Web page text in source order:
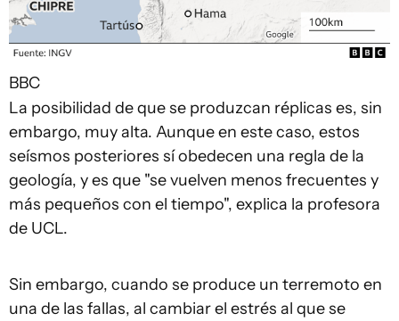
BBC
La posibilidad de que se produzcan réplicas es, sin
embargo, muy alta. Aunque en este caso, estos
seísmos posteriores sí obedecen una regla de la
geología, y es que "se vuelven menos frecuentes y
más pequeños con el tiempo", explica la profesora
de UCL.
Sin embargo, cuando se produce un terremoto en
una de las fallas, al cambiar el estrés al que se